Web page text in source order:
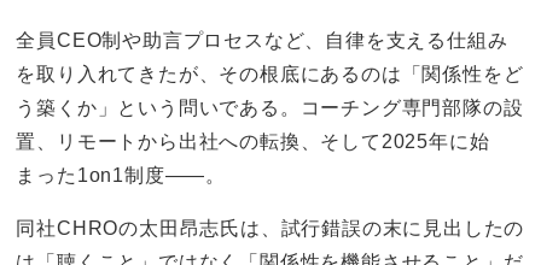
全員CEO制や助言プロセスなど、自律を支える仕組み
を取り入れてきたが、その根底にあるのは「関係性をど
う築くか」という問いである。コーチング専門部隊の設
置、リモートから出社への転換、そして2025年に始
まった1on1制度——。
同社CHROの太田昂志氏は、試行錯誤の末に見出したの